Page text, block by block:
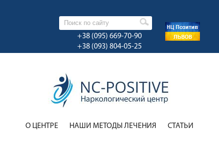
+38 (095) 669-70-90
+38 (093) 804-05-25
О ЦЕНТРЕ НАШИ МЕТОДЫ ЛЕЧЕНИЯ CТАТЬИ